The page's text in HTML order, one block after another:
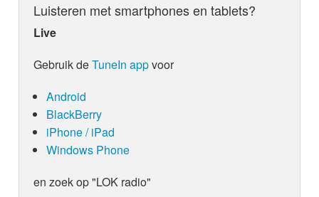
Luisteren met smartphones en tablets?
Live
Gebruik deTuneIn appvoor
Android
BlackBerry
iPhone / iPad
Windows Phone
en zoek op "LOK radio"